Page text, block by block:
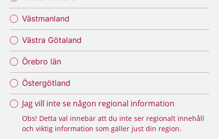
Västmanland
Västra Götaland
Örebro län
Östergötland
Jag vill inte se någon regional information
Obs! Detta val innebär att du inte ser regionalt innehåll
och viktig information som gäller just din region.